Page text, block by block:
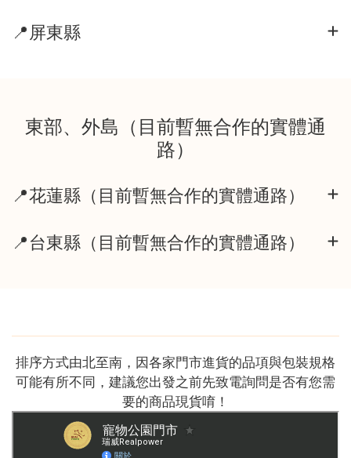
📍屏東縣
東部、外島（目前暫無合作的實體通
路）
📍花蓮縣（目前暫無合作的實體通路）
📍台東縣（目前暫無合作的實體通路）
排序方式由北至南，因各家門市進貨的品項與包裝規格
可能有所不同，建議您出發之前先致電詢問是否有您需
要的商品現貨唷！